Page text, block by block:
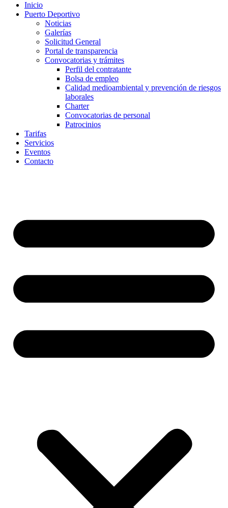
Inicio
Puerto Deportivo
Noticias
Galerías
Solicitud General
Portal de transparencia
Convocatorias y trámites
Perfil del contratante
Bolsa de empleo
Calidad medioambiental y prevención de riesgos
laborales
Charter
Convocatorias de personal
Patrocinios
Tarifas
Servicios
Eventos
Contacto